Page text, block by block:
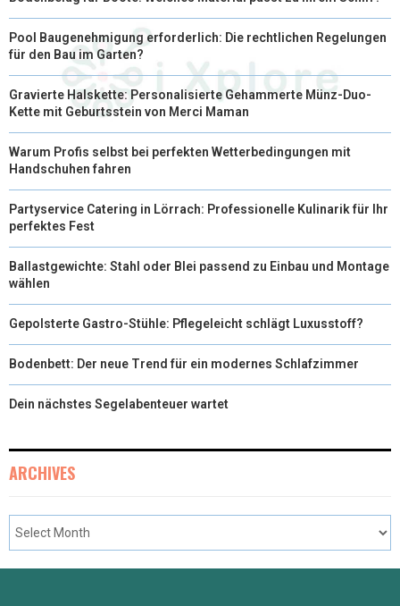
Pool Baugenehmigung erforderlich: Die rechtlichen Regelungen
für den Bau im Garten?
Gravierte Halskette: Personalisierte Gehammerte Münz-Duo-
Kette mit Geburtsstein von Merci Maman
Warum Profis selbst bei perfekten Wetterbedingungen mit
Handschuhen fahren
Partyservice Catering in Lörrach: Professionelle Kulinarik für Ihr
perfektes Fest
Ballastgewichte: Stahl oder Blei passend zu Einbau und Montage
wählen
Gepolsterte Gastro-Stühle: Pflegeleicht schlägt Luxusstoff?
Bodenbett: Der neue Trend für ein modernes Schlafzimmer
Dein nächstes Segelabenteuer wartet
ARCHIVES